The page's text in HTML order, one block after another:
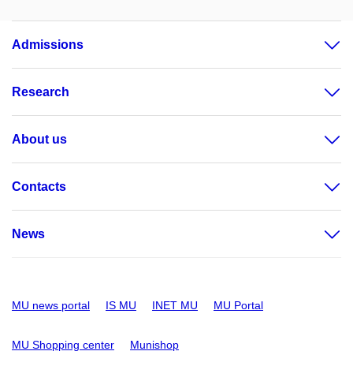
Admissions
Research
About us
Contacts
News
MU news portal IS MU INET MU MU Portal
MU Shopping center Munishop